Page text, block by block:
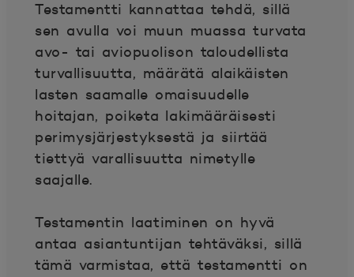
Testamentti kannattaa tehdä, sillä
sen avulla voi muun muassa turvata
avo- tai aviopuolison taloudellista
turvallisuutta, määrätä alaikäisten
lasten saamalle omaisuudelle
hoitajan, poiketa lakimääräisesti
perimysjärjestyksestä ja siirtää
tiettyä varallisuutta nimetylle
saajalle.
Testamentin laatiminen on hyvä
antaa asiantuntijan tehtäväksi, sillä
tämä varmistaa, että testamentti on